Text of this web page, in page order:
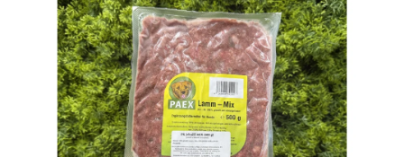
hvězdiček.